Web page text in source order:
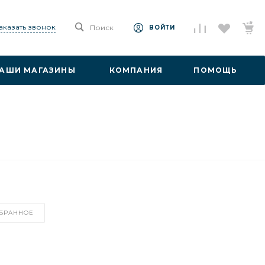
звонок Поиск ВОЙТИ
МАГАЗИНЫ КОМПАНИЯ ПОМОЩЬ